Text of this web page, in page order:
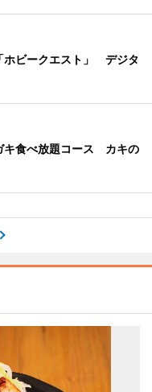
ホビークエスト」 デジタ
キ食べ放題コース カキの